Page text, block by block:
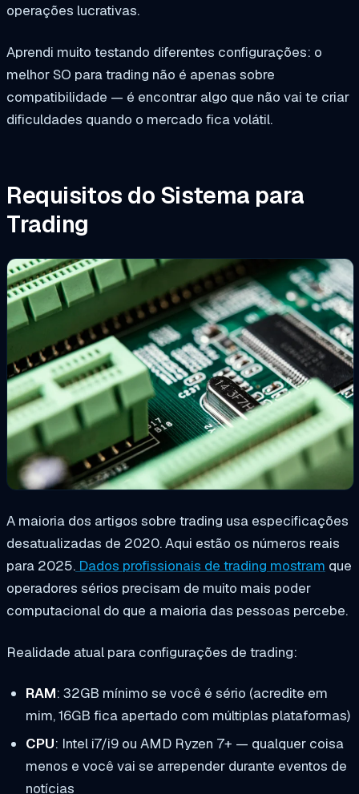
operações lucrativas.
Aprendi muito testando diferentes configurações: o
melhor SO para trading não é apenas sobre
compatibilidade — é encontrar algo que não vai te criar
dificuldades quando o mercado fica volátil.
Requisitos do Sistema para
Trading
A maioria dos artigos sobre trading usa especificações
desatualizadas de 2020. Aqui estão os números reais
para 2025. Dados profissionais de trading mostram que
operadores sérios precisam de muito mais poder
computacional do que a maioria das pessoas percebe.
Realidade atual para configurações de trading:
RAM: 32GB mínimo se você é sério (acredite em
mim, 16GB fica apertado com múltiplas plataformas)
CPU: Intel i7/i9 ou AMD Ryzen 7+ — qualquer coisa
menos e você vai se arrepender durante eventos de
notícias